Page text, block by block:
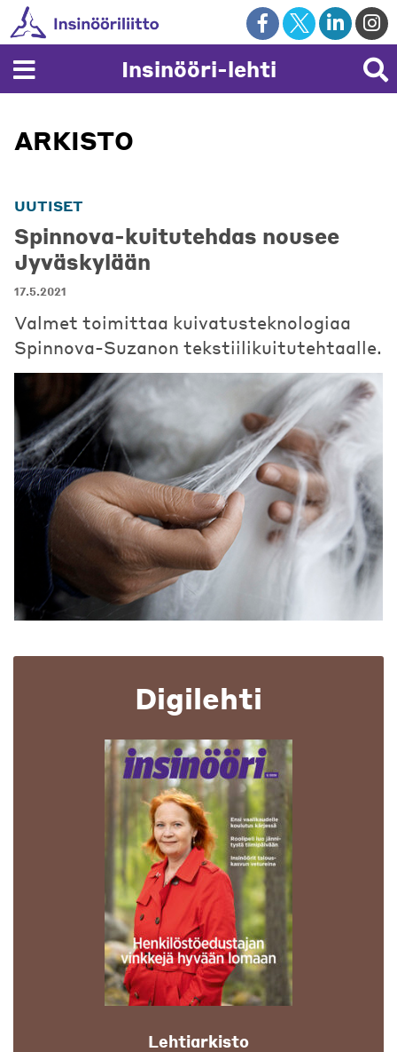
Skip
to
content
Insinööri-lehti
ARKISTO
UUTISET
Spinnova-kuitutehdas nousee
Jyväskylään
17.5.2021
Valmet toimittaa kuivatusteknologiaa
Spinnova-Suzanon tekstiilikuitutehtaalle.
Digilehti
Lehtiarkisto